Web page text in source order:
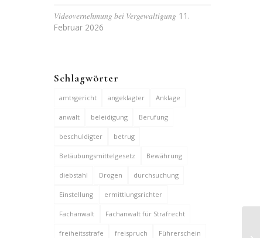
Videovernehmung bei Vergewaltigung 11.
Februar 2026
Schlagwörter
amtsgericht angeklagter Anklage
anwalt beleidigung Berufung
beschuldigter betrug
Betäubungsmittelgesetz Bewährung
diebstahl Drogen durchsuchung
Einstellung ermittlungsrichter
Fachanwalt Fachanwalt für Strafrecht
freiheitsstrafe freispruch Führerschein